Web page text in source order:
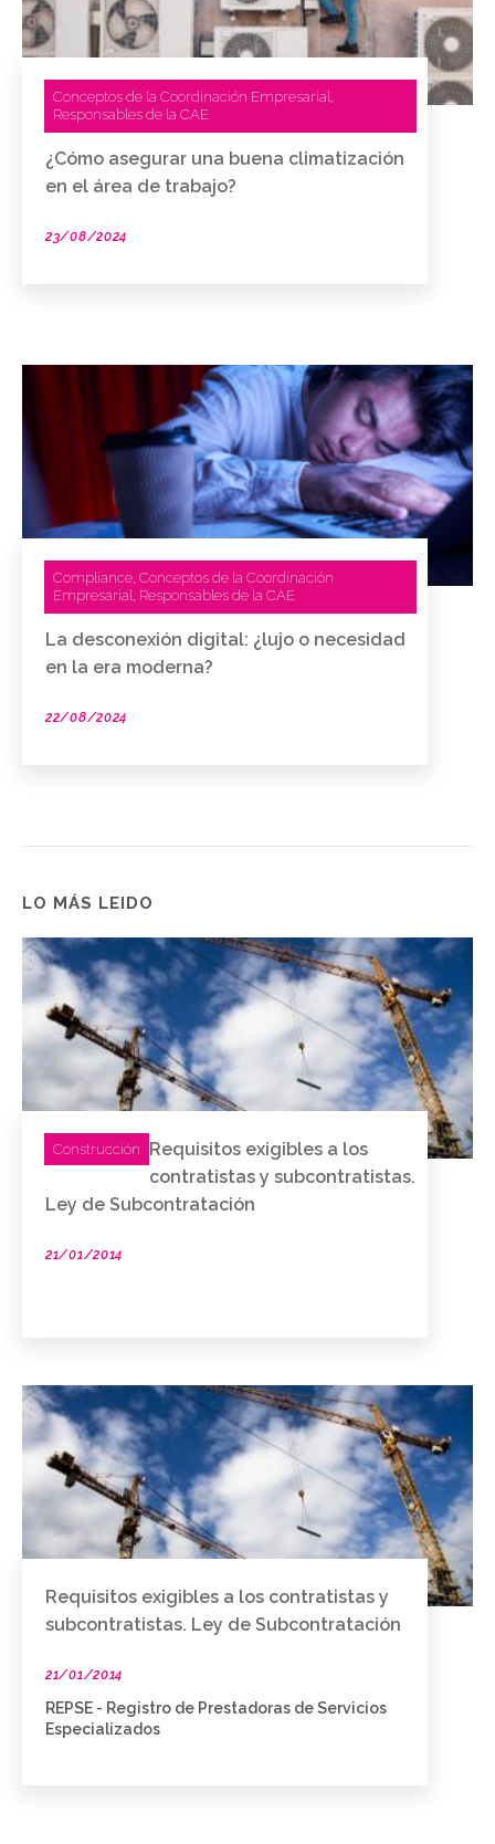
Conceptos de la Coordinación Empresarial,
Responsables de la CAE
¿Cómo asegurar una buena climatización
en el área de trabajo?
23/08/2024
Compliance, Conceptos de la Coordinación
Empresarial, Responsables de la CAE
La desconexión digital: ¿lujo o necesidad
en la era moderna?
22/08/2024
LO MÁS LEIDO
Construcción
Requisitos exigibles a los
contratistas y subcontratistas.
Ley de Subcontratación
21/01/2014
Requisitos exigibles a los contratistas y
subcontratistas. Ley de Subcontratación
21/01/2014
REPSE - Registro de Prestadoras de Servicios
Especializados